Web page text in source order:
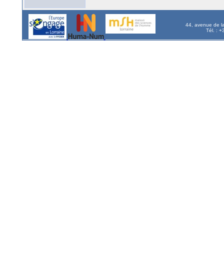
44, avenue de
Tél. :